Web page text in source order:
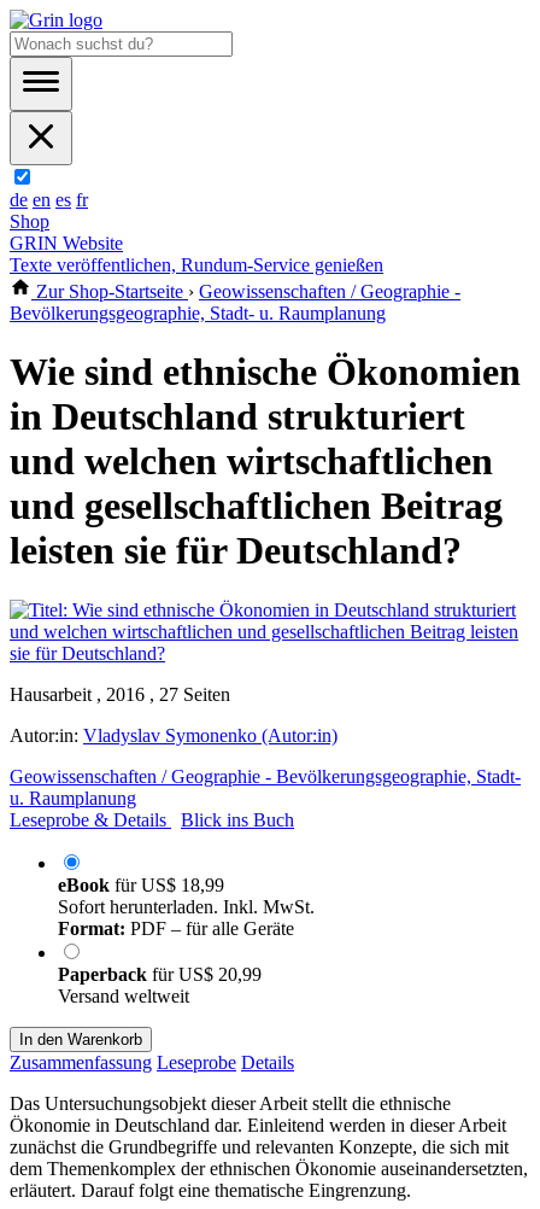
de en es fr
Shop
GRIN Website
Texte veröffentlichen, Rundum-Service genießen
Zur Shop-Startseite › Geowissenschaften / Geographie -
Bevölkerungsgeographie, Stadt- u. Raumplanung
Wie sind ethnische Ökonomien
in Deutschland strukturiert
und welchen wirtschaftlichen
und gesellschaftlichen Beitrag
leisten sie für Deutschland?
Hausarbeit , 2016 , 27 Seiten
Autor:in: Vladyslav Symonenko (Autor:in)
Geowissenschaften / Geographie - Bevölkerungsgeographie, Stadt-
u. Raumplanung
Leseprobe & Details
Blick ins Buch
eBook fürUS$ 18,99
Sofort herunterladen. Inkl. MwSt.
Format: PDF – für alle Geräte
Paperback fürUS$ 20,99
Versand weltweit
In den Warenkorb
Zusammenfassung Leseprobe Details
Das Untersuchungsobjekt dieser Arbeit stellt die ethnische
Ökonomie in Deutschland dar. Einleitend werden in dieser Arbeit
zunächst die Grundbegriffe und relevanten Konzepte, die sich mit
dem Themenkomplex der ethnischen Ökonomie auseinandersetzten,
erläutert. Darauf folgt eine thematische Eingrenzung.